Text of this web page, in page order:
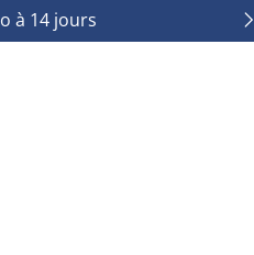
à 14 jours